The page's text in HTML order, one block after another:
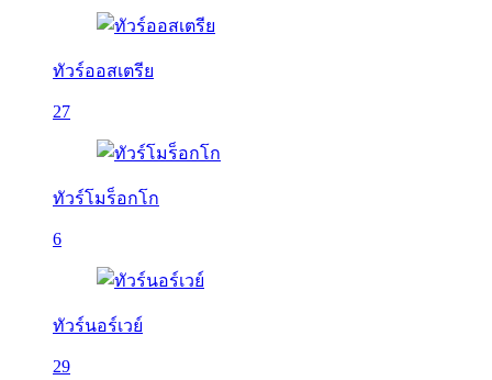
ทัวร์ออสเตรีย
27
ทัวร์โมร็อกโก
6
ทัวร์นอร์เวย์
29